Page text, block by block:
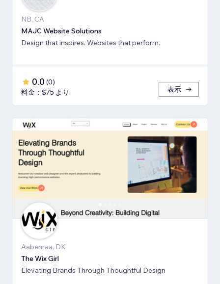
NB, CA
MAJC Website Solutions
Design that inspires. Websites that perform.
0.0 (0)
料金：$75 より
表示
Aabenraa, DK
The Wix Girl
Elevating Brands Through Thoughtful Design